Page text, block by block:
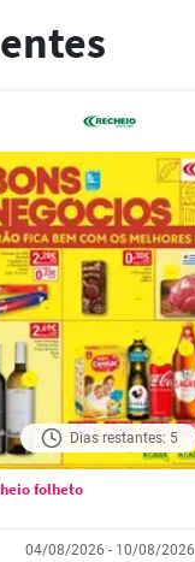
Dias restantes: 5
folheto
04/08/2026 - 10/08/2026